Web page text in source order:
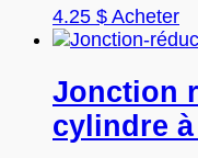
la
4.25 $ AcheterCe
Jonction
cylindre